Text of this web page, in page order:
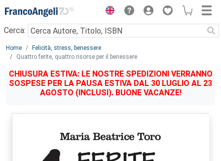
Menu
Cerca:
Main content
Home
Felicità, stress, benessere
Quattro ferite, quattro risorse per il benessere
CHIUSURA ESTIVA: LE NOSTRE SPEDIZIONI VERRANNO
SOSPESE PER LA PAUSA ESTIVA DAL 30 LUGLIO AL 23
AGOSTO (INCLUSI). BUONE VACANZE!